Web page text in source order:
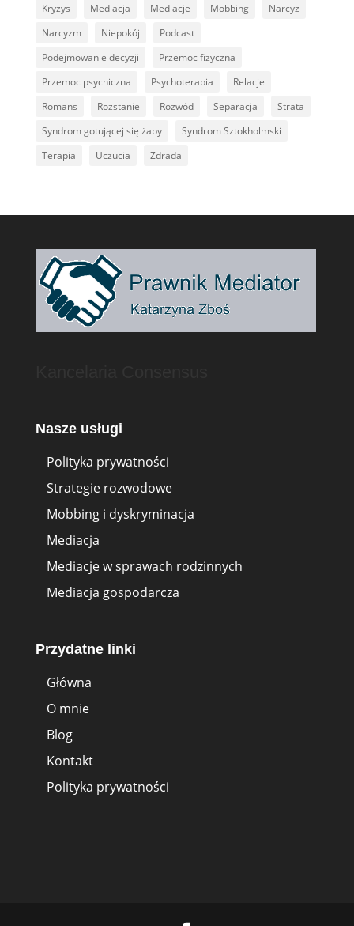
Kryzys
Mediacja Mediacje Mobbing
Narcyz
Narcyzm
Niepokój
Podcast
Podejmowanie decyzji
Przemoc fizyczna
Przemoc psychiczna
Psychoterapia
Relacje
Romans
Rozstanie Rozwód Separacja
Strata
Syndrom gotującej się żaby
Syndrom Sztokholmski
Terapia
Uczucia Zdrada
Nasze usługi
Polityka prywatności
Strategie rozwodowe
Mobbing i dyskryminacja
Mediacja
Mediacje w sprawach rodzinnych
Mediacja gospodarcza
Przydatne linki
Główna
O mnie
Blog
Kontakt
Polityka prywatności